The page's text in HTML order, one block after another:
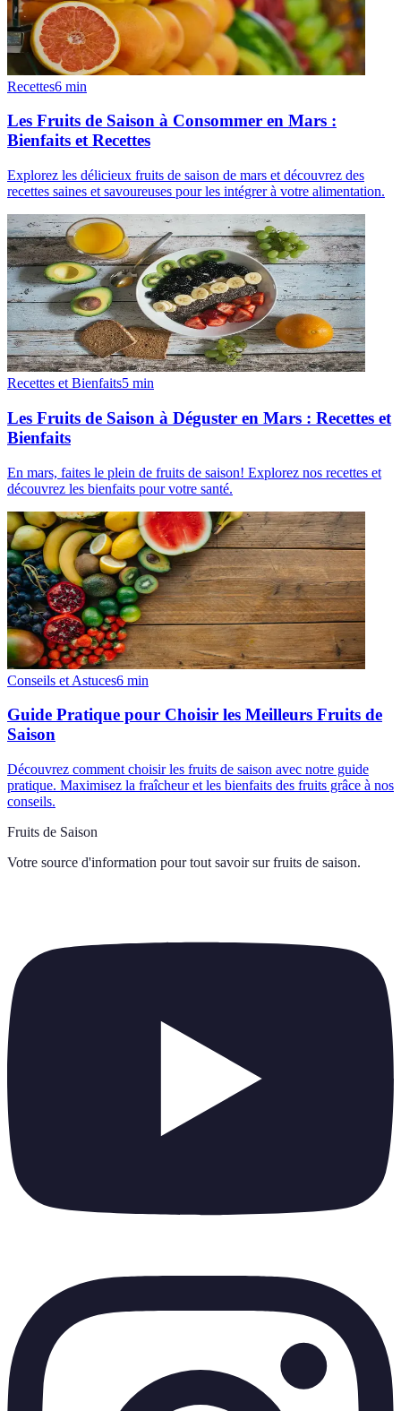
Recettes6 min
Les Fruits de Saison à Consommer en Mars :
Bienfaits et Recettes
Explorez les délicieux fruits de saison de mars et découvrez des
recettes saines et savoureuses pour les intégrer à votre alimentation.
Recettes et Bienfaits5 min
Les Fruits de Saison à Déguster en Mars : Recettes et
Bienfaits
En mars, faites le plein de fruits de saison! Explorez nos recettes et
découvrez les bienfaits pour votre santé.
Conseils et Astuces6 min
Guide Pratique pour Choisir les Meilleurs Fruits de
Saison
Découvrez comment choisir les fruits de saison avec notre guide
pratique. Maximisez la fraîcheur et les bienfaits des fruits grâce à nos
conseils.
Fruits de Saison
Votre source d'information pour tout savoir sur fruits de saison.